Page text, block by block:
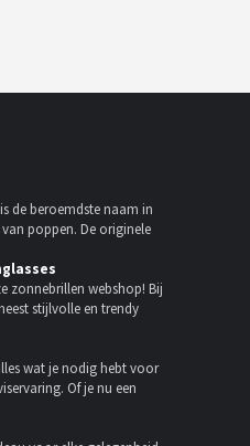
de beroemdste naam in
poppen. De originele
zonnebrillen webshop! Bij
stijlvolle en trendy
wat je nodig hebt voor
Of je nu een